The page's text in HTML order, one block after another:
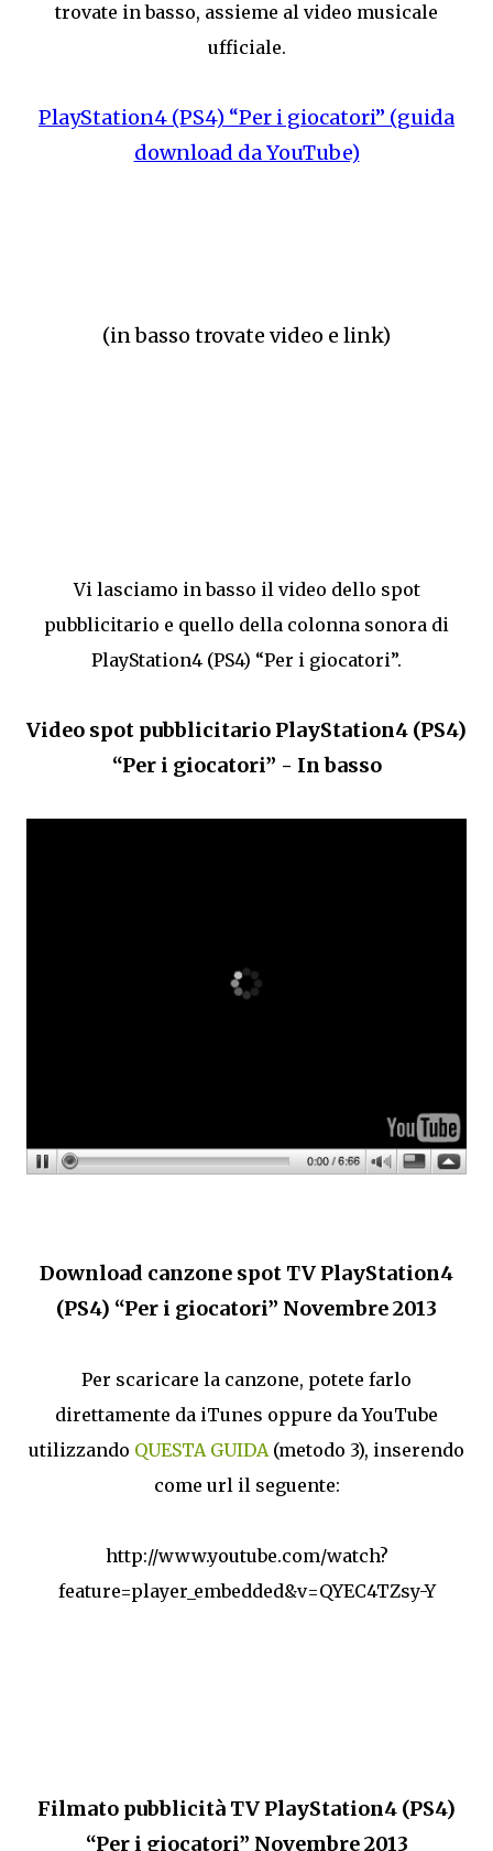
trovate in basso, assieme al video musicale
ufficiale.
PlayStation4 (PS4) “Per i giocatori” (guida
download da YouTube)
(in basso trovate video e link)
Vi lasciamo in basso il video dello spot
pubblicitario e quello della colonna sonora di
PlayStation4 (PS4) “Per i giocatori”.
Video spot pubblicitario PlayStation4 (PS4)
“Per i giocatori” - In basso
Download canzone spot TV PlayStation4
(PS4) “Per i giocatori” Novembre 2013
Per scaricare la canzone, potete farlo
direttamente da iTunes oppure da YouTube
utilizzando QUESTA GUIDA (metodo 3), inserendo
come url il seguente:
http://www.youtube.com/watch?
feature=player_embedded&v=QYEC4TZsy-Y
Filmato pubblicità TV PlayStation4 (PS4)
“Per i giocatori” Novembre 2013